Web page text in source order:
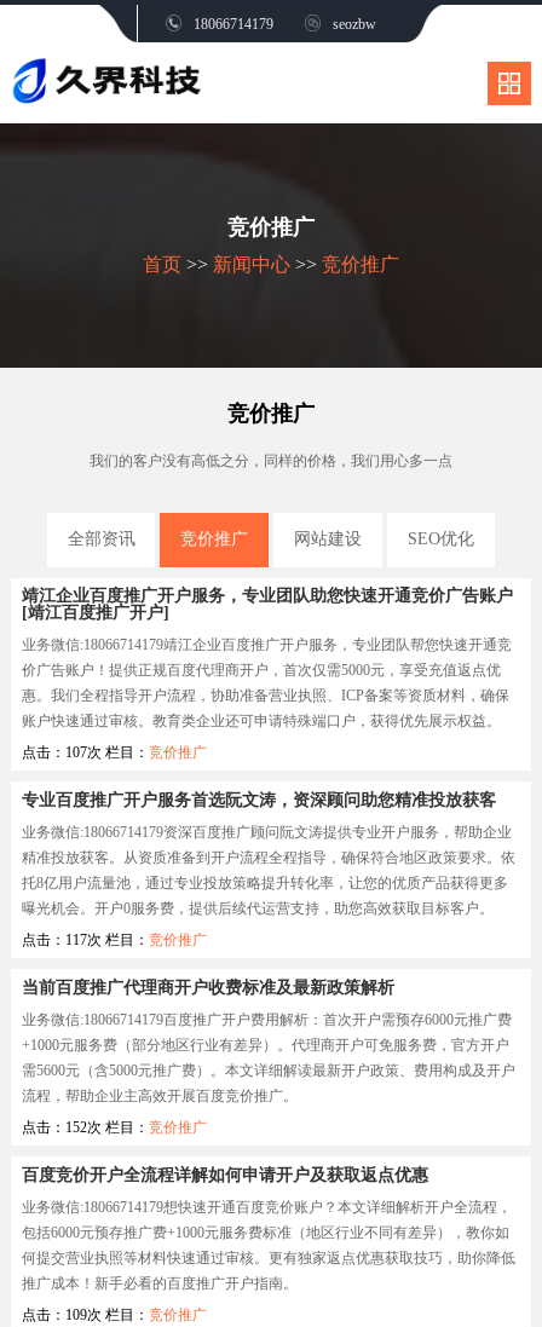
18066714179 seozbw
竞价推广
首页 >> 新闻中心 >> 竞价推广
竞价推广
我们的客户没有高低之分，同样的价格，我们用心多一点
全部资讯 竞价推广 网站建设 SEO优化
靖江企业百度推广开户服务，专业团队助您快速开通竞价广告账户
[靖江百度推广开户]
业务微信:18066714179靖江企业百度推广开户服务，专业团队帮您快速开通竞
价广告账户！提供正规百度代理商开户，首次仅需5000元，享受充值返点优
惠。我们全程指导开户流程，协助准备营业执照、ICP备案等资质材料，确保
账户快速通过审核。教育类企业还可申请特殊端口户，获得优先展示权益。
点击：107次 栏目： 竞价推广
专业百度推广开户服务首选阮文涛，资深顾问助您精准投放获客
业务微信:18066714179资深百度推广顾问阮文涛提供专业开户服务，帮助企业
精准投放获客。从资质准备到开户流程全程指导，确保符合地区政策要求。依
托8亿用户流量池，通过专业投放策略提升转化率，让您的优质产品获得更多
曝光机会。开户0服务费，提供后续代运营支持，助您高效获取目标客户。
点击：117次 栏目： 竞价推广
当前百度推广代理商开户收费标准及最新政策解析
业务微信:18066714179百度推广开户费用解析：首次开户需预存6000元推广费
+1000元服务费（部分地区行业有差异）。代理商开户可免服务费，官方开户
需5600元（含5000元推广费）。本文详细解读最新开户政策、费用构成及开户
流程，帮助企业主高效开展百度竞价推广。
点击：152次 栏目： 竞价推广
百度竞价开户全流程详解如何申请开户及获取返点优惠
业务微信:18066714179想快速开通百度竞价账户？本文详细解析开户全流程，
包括6000元预存推广费+1000元服务费标准（地区行业不同有差异），教你如
何提交营业执照等材料快速通过审核。更有独家返点优惠获取技巧，助你降低
推广成本！新手必看的百度推广开户指南。
点击：109次 栏目： 竞价推广